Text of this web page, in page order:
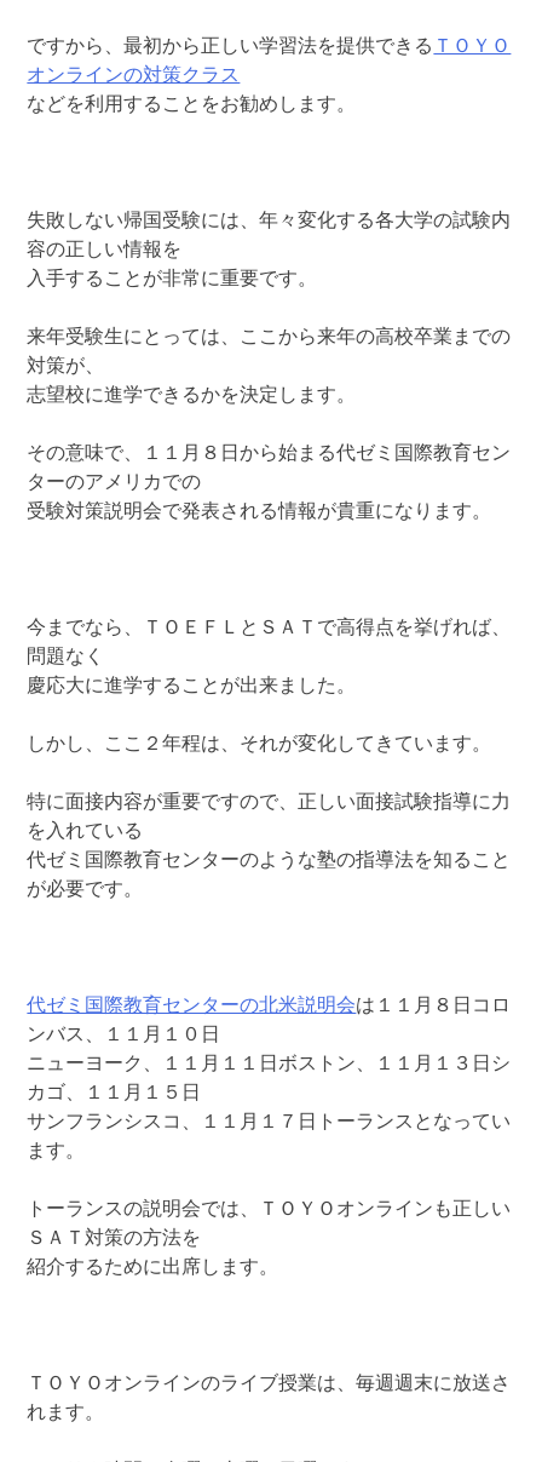
ですから、最初から正しい学習法を提供できる ＴＯＹＯ
オンラインの対策クラス
などを利用することをお勧めします。
失敗しない帰国受験には、年々変化する各大学の試験内
容の正しい情報を
入手することが非常に重要です。
来年受験生にとっては、ここから来年の高校卒業までの
対策が、
志望校に進学できるかを決定します。
その意味で、１１月８日から始まる代ゼミ国際教育セン
ターのアメリカでの
受験対策説明会で発表される情報が貴重になります。
今までなら、ＴＯＥＦＬとＳＡＴで高得点を挙げれば、
問題なく
慶応大に進学することが出来ました。
しかし、ここ２年程は、それが変化してきています。
特に面接内容が重要ですので、正しい面接試験指導に力
を入れている
代ゼミ国際教育センターのような塾の指導法を知ること
が必要です。
代ゼミ国際教育センターの北米説明会は１１月８日コロ
ンバス、１１月１０日
ニューヨーク、１１月１１日ボストン、１１月１３日シ
カゴ、１１月１５日
サンフランシスコ、１１月１７日トーランスとなってい
ます。
トーランスの説明会では、ＴＯＹＯオンラインも正しい
ＳＡＴ対策の方法を
紹介するために出席します。
ＴＯＹＯオンラインのライブ授業は、毎週週末に放送さ
れます。